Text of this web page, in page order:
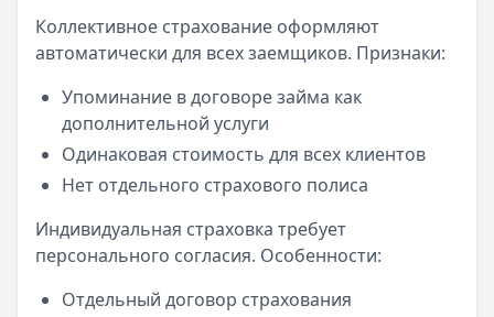
Коллективное страхование оформляют
автоматически для всех заемщиков. Признаки:
Упоминание в договоре займа как
дополнительной услуги
Одинаковая стоимость для всех клиентов
Нет отдельного страхового полиса
Индивидуальная страховка требует
персонального согласия. Особенности:
Отдельный договор страхования